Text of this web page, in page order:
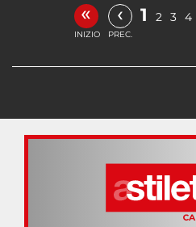
«
INIZIO
‹
PREC.
1 2 3 4